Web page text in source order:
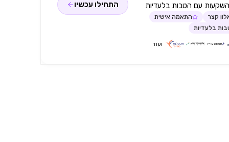
עם הטבות בלעדיות
קצר
התאמה אישית
בלעדיות
ועוד
התחילו עכשיו